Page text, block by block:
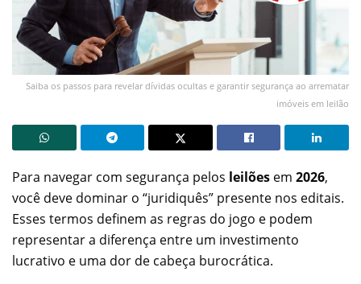
Saiba os passos para revelar dívidas ocultas e garantir segurança ao arrematar
imóveis em leilão
Para navegar com segurança pelos leilões em 2026,
você deve dominar o “juridiquês” presente nos editais.
Esses termos definem as regras do jogo e podem
representar a diferença entre um investimento
lucrativo e uma dor de cabeça burocrática.